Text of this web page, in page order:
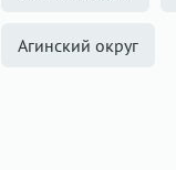
Агинский округ